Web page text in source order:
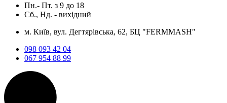
Пн.- Пт. з 9 до 18
Сб., Нд. - вихідний
м. Київ, вул. Дегтярівська, 62, БЦ "FERMMASH"
098 093 42 04
067 954 88 99